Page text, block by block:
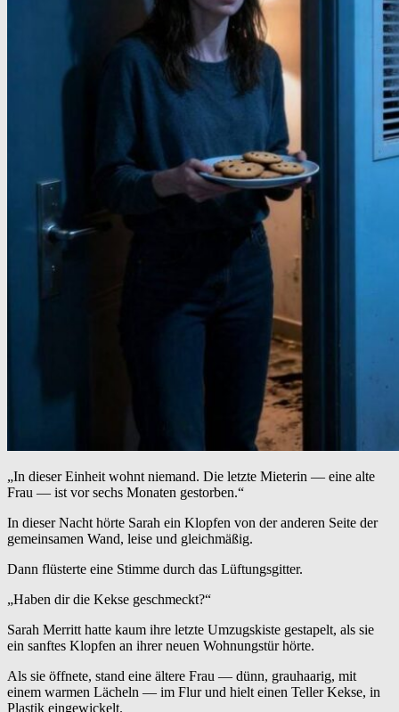
„In dieser Einheit wohnt niemand. Die letzte Mieterin — eine alte
Frau — ist vor sechs Monaten gestorben.“
In dieser Nacht hörte Sarah ein Klopfen von der anderen Seite der
gemeinsamen Wand, leise und gleichmäßig.
Dann flüsterte eine Stimme durch das Lüftungsgitter.
„Haben dir die Kekse geschmeckt?“
Sarah Merritt hatte kaum ihre letzte Umzugskiste gestapelt, als sie
ein sanftes Klopfen an ihrer neuen Wohnungstür hörte.
Als sie öffnete, stand eine ältere Frau — dünn, grauhaarig, mit
einem warmen Lächeln — im Flur und hielt einen Teller Kekse, in
Plastik eingewickelt.